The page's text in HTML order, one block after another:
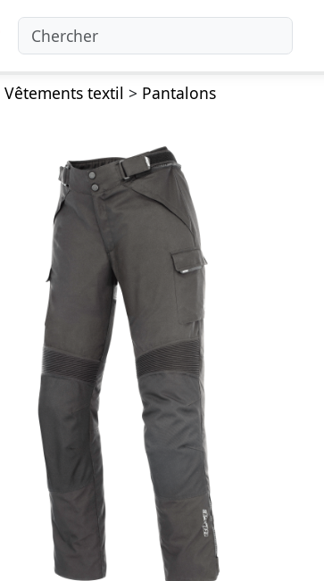
Vêtements textil > Pantalons